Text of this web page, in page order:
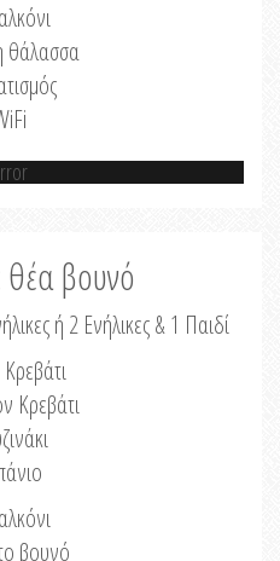
θάλασσα
θέα βουνό
ή 2 Ενήλικες & 1 Παιδί
Κρεβάτι
βουνό